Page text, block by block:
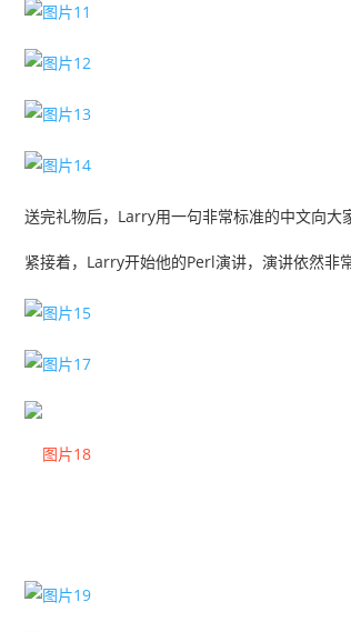
送完礼物后，Larry用一句非常标准的中文向大
紧接着，Larry开始他的Perl演讲，演讲依然非